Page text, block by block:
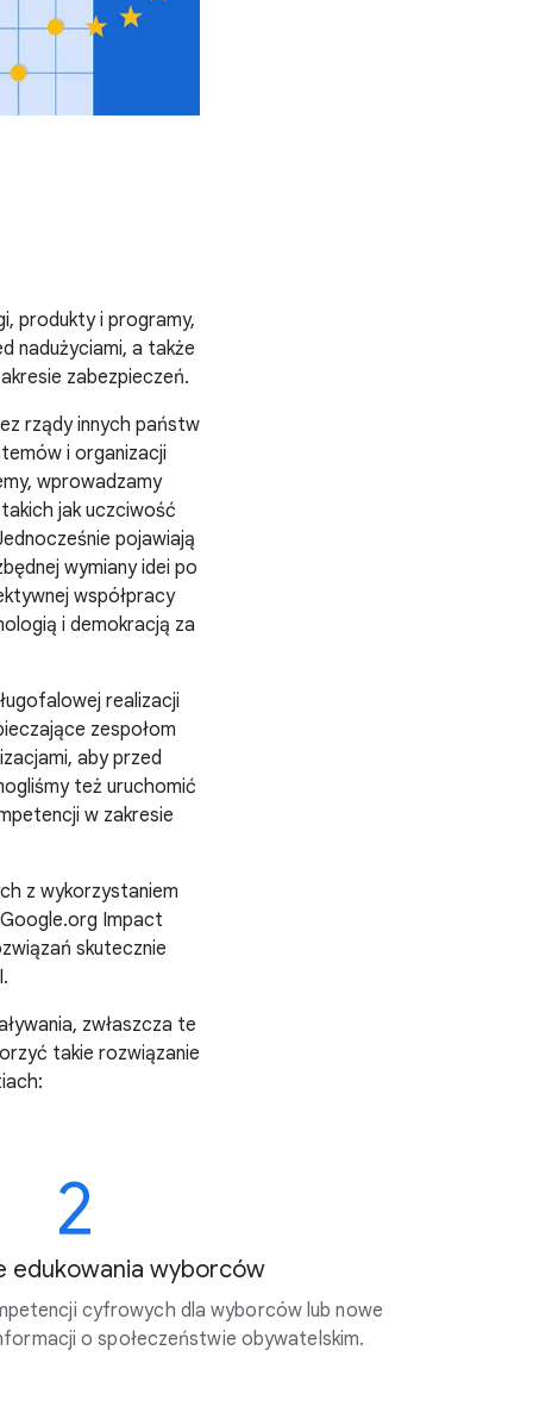
produkty i programy,
nadużyciami, a także
zabezpieczeń.
rządy innych państw
i organizacji
wprowadzamy
jak uczciwość
pojawiają
wymiany idei po
współpracy
i demokracją za
realizacji
zespołom
aby przed
też uruchomić
w zakresie
z wykorzystaniem
Impact
skutecznie
zwłaszcza te
takie rozwiązanie
2
edukowania wyborców
cyfrowych dla wyborców lub nowe
o społeczeństwie obywatelskim.